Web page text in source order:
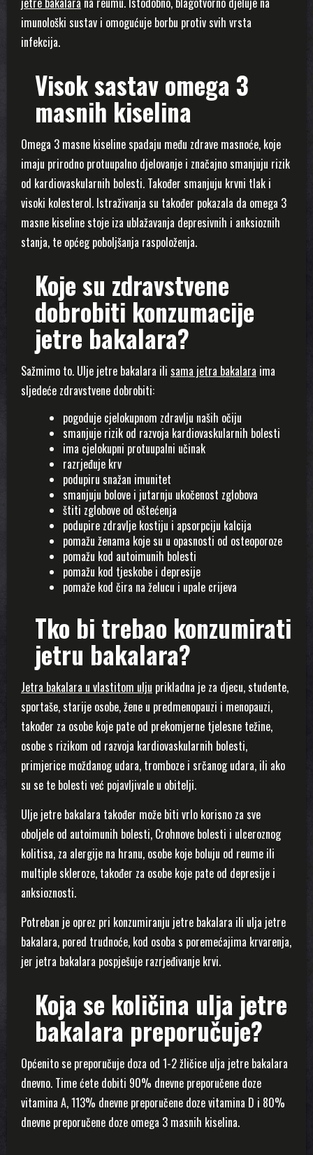
imunološki sustav i omogućuje borbu protiv svih vrsta
infekcija.
Visok sastav omega 3
masnih kiselina
Omega 3 masne kiseline spadaju među zdrave masnoće, koje
imaju prirodno protuupalno djelovanje i značajno smanjuju rizik
od kardiovaskularnih bolesti. Također smanjuju krvni tlak i
visoki kolesterol. Istraživanja su također pokazala da omega 3
masne kiseline stoje iza ublažavanja depresivnih i anksioznih
stanja, te općeg poboljšanja raspoloženja.
Koje su zdravstvene
dobrobiti konzumacije
jetre bakalara?
Sažmimo to. Ulje jetre bakalara ili sama jetra bakalara ima
sljedeće zdravstvene dobrobiti:
pogoduje cjelokupnom zdravlju naših očiju
smanjuje rizik od razvoja kardiovaskularnih bolesti
ima cjelokupni protuupalni učinak
razrjeđuje krv
podupiru snažan imunitet
smanjuju bolove i jutarnju ukočenost zglobova
štiti zglobove od oštećenja
podupire zdravlje kostiju i apsorpciju kalcija
pomažu ženama koje su u opasnosti od osteoporoze
pomažu kod autoimunih bolesti
pomažu kod tjeskobe i depresije
pomaže kod čira na želucu i upale crijeva
Tko bi trebao konzumirati
jetru bakalara?
Jetra bakalara u vlastitom ulju prikladna je za djecu, studente,
sportaše, starije osobe, žene u predmenopauzi i menopauzi,
također za osobe koje pate od prekomjerne tjelesne težine,
osobe s rizikom od razvoja kardiovaskularnih bolesti,
primjerice moždanog udara, tromboze i srčanog udara, ili ako
su se te bolesti već pojavljivale u obitelji.
Ulje jetre bakalara također može biti vrlo korisno za sve
oboljele od autoimunih bolesti, Crohnove bolesti i ulceroznog
kolitisa, za alergije na hranu, osobe koje boluju od reume ili
multiple skleroze, također za osobe koje pate od depresije i
anksioznosti.
Potreban je oprez pri konzumiranju jetre bakalara ili ulja jetre
bakalara, pored trudnoće, kod osoba s poremećajima krvarenja,
jer jetra bakalara pospješuje razrjeđivanje krvi.
Koja se količina ulja jetre
bakalara preporučuje?
Općenito se preporučuje doza od 1-2 žličice ulja jetre bakalara
dnevno. Time ćete dobiti 90% dnevne preporučene doze
vitamina A, 113% dnevne preporučene doze vitamina D i 80%
dnevne preporučene doze omega 3 masnih kiselina.